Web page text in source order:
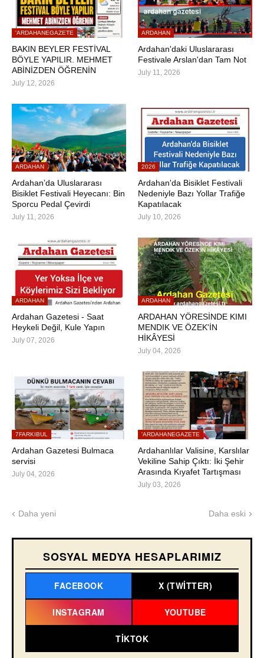
'ARDAHANEGAZETE
BAKIN BEYLER FESTİVAL
BÖYLE YAPILIR. MEHMET
ABİNİZDEN ÖĞRENİN
July 12, 2026
ARDAHAN
Ardahan'daki Uluslararası
Festivale Arslan'dan Tam Not
July 11, 2026
ARDAHAN
Ardahan’da Uluslararası
Bisiklet Festivali Heyecanı: Bin
Sporcu Pedal Çevirdi
July 11, 2026
2026
Ardahan'da Bisiklet Festivali
Nedeniyle Bazı Yollar Trafiğe
Kapatılacak
July 10, 2026
ARDAHAN
Ardahan Gazetesi - Saat
Heykeli Değil, Kule Yapın
July 07, 2026
ARDAHAN
ARDAHAN YÖRESİNDE KIMI
MENDIK VE ÖZEK'İN
HİKÂYESİ
July 04, 2026
7FARKIBUL
Ardahan Gazetesi Bulmaca
servisi
July 04, 2026
'ARDAHANEGAZETE
Ardahanlılar Valisine, Karslılar
Vekiline Sahip Çıktı: İki Şehir
Arasında Kıyafet Tartışması
July 03, 2026
Daha yeni Daha eski
SOSYAL MEDYA HESAPLARIMIZ
FACEBOOK X (TWITTER)
INSTAGRAM YOUTUBE
TIKTOK